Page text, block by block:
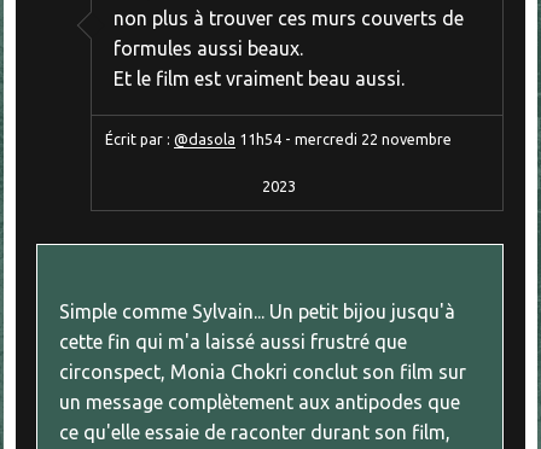
non plus à trouver ces murs couverts de
formules aussi beaux.
Et le film est vraiment beau aussi.
Écrit par :@dasola 11h54 -mercredi 22 novembre
2023
Simple comme Sylvain... Un petit bijou jusqu'à
cette fin qui m'a laissé aussi frustré que
circonspect, Monia Chokri conclut son film sur
un message complètement aux antipodes que
ce qu'elle essaie de raconter durant son film,